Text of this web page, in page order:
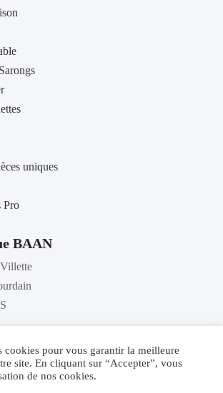
uniques
Pro
BAAN
cookies pour vous garantir la meilleure
site. En cliquant sur “Accepter”, vous
de nos cookies.